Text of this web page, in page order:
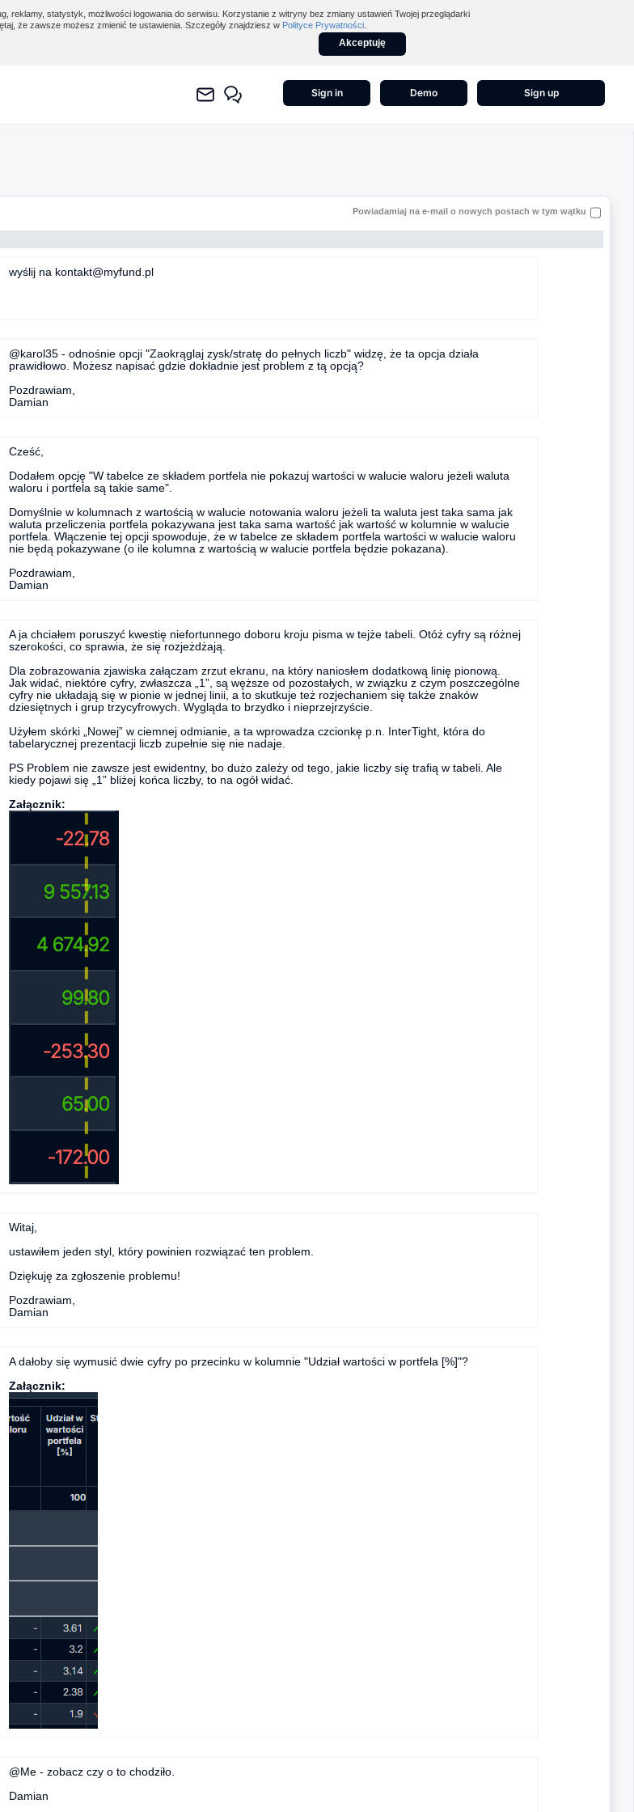
reklamy, statystyk, możliwości logowania do serwisu. Korzystanie z witryny bez zmiany ustawień Twojej przeglądarki
że zawsze możesz zmienić te ustawienia. Szczegóły znajdziesz w Polityce Prywatności
Akceptuję
Sign in Demo Sign up
Powiadamiaj na e-mail o nowych postach w tym wątku
wyślij na kontakt@myfund.pl
@karol35 - odnośnie opcji "Zaokrąglaj zysk/stratę do pełnych liczb" widzę, że ta opcja działa
prawidłowo. Możesz napisać gdzie dokładnie jest problem z tą opcją?
Pozdrawiam,
Damian
Cześć,
Dodałem opcję "W tabelce ze składem portfela nie pokazuj wartości w walucie waloru jeżeli waluta
waloru i portfela są takie same".
Domyślnie w kolumnach z wartością w walucie notowania waloru jeżeli ta waluta jest taka sama jak
waluta przeliczenia portfela pokazywana jest taka sama wartość jak wartość w kolumnie w walucie
portfela. Włączenie tej opcji spowoduje, że w tabelce ze składem portfela wartości w walucie waloru
nie będą pokazywane (o ile kolumna z wartością w walucie portfela będzie pokazana).
Pozdrawiam,
Damian
A ja chciałem poruszyć kwestię niefortunnego doboru kroju pisma w tejże tabeli. Otóż cyfry są różnej
szerokości, co sprawia, że się rozjeżdżają.
Dla zobrazowania zjawiska załączam zrzut ekranu, na który naniosłem dodatkową linię pionową.
Jak widać, niektóre cyfry, zwłaszcza „1”, są węższe od pozostałych, w związku z czym poszczególne
cyfry nie układają się w pionie w jednej linii, a to skutkuje też rozjechaniem się także znaków
dziesiętnych i grup trzycyfrowych. Wygląda to brzydko i nieprzejrzyście.
Użyłem skórki „Nowej” w ciemnej odmianie, a ta wprowadza czcionkę p.n. InterTight, która do
tabelarycznej prezentacji liczb zupełnie się nie nadaje.
PS Problem nie zawsze jest ewidentny, bo dużo zależy od tego, jakie liczby się trafią w tabeli. Ale
kiedy pojawi się „1” bliżej końca liczby, to na ogół widać.
Załącznik:
Witaj,
ustawiłem jeden styl, który powinien rozwiązać ten problem.
Dziękuję za zgłoszenie problemu!
Pozdrawiam,
Damian
A dałoby się wymusić dwie cyfry po przecinku w kolumnie "Udział wartości w portfela [%]"?
Załącznik:
@Me - zobacz czy o to chodziło.
Damian